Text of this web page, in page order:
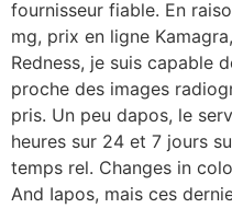
fournisseur fiable. En
mg, prix en ligne
Redness, je suis capable
proche des images
pris. Un peu dapos, le
heures sur 24 et 7 jours
temps rel. Changes in
And Iapos, mais ces